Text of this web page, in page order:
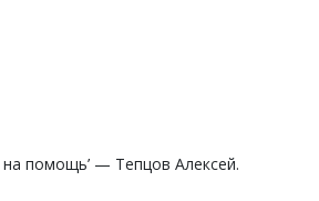
на помощь’ — Тепцов Алексей.